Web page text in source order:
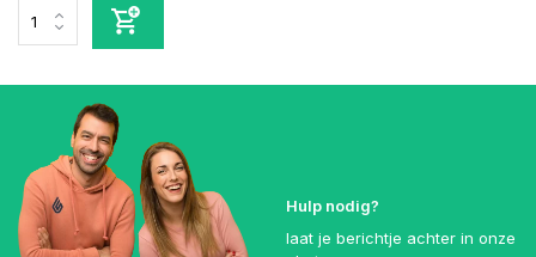
Hulp nodig?
laat je berichtje achter in onze